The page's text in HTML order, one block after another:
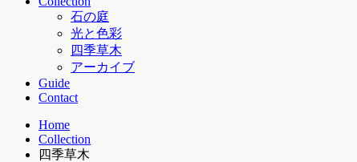
石の庭
光と色彩
四季草木
アーカイブ
Guide
Contact
Home
Collection
四季草木